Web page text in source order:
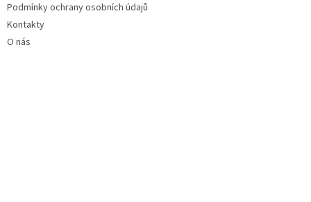
Podmínky ochrany osobních údajů
Kontakty
O nás